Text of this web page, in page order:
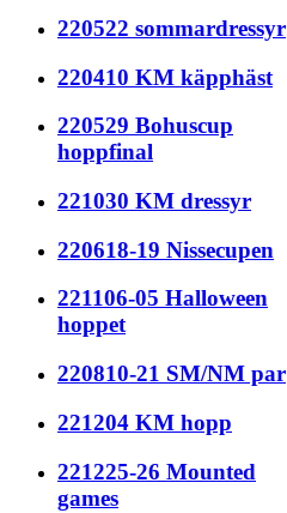
220522 sommardressyr
220410 KM käpphäst
220529 Bohuscup
hoppfinal
221030 KM dressyr
220618-19 Nissecupen
221106-05 Halloween
hoppet
220810-21 SM/NM par
221204 KM hopp
221225-26 Mounted
games